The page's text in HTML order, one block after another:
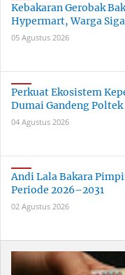
Kebakaran Gerobak
Hypermart, Warga
05 Agustus 2026
Perkuat Ekosistem
Dumai Gandeng
04 Agustus 2026
Andi Lala Bakara
Periode 2026–2031
02 Agustus 2026